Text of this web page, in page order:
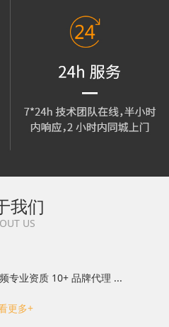
我们
US
专业资质 10+ 品牌代理 ...
更多+